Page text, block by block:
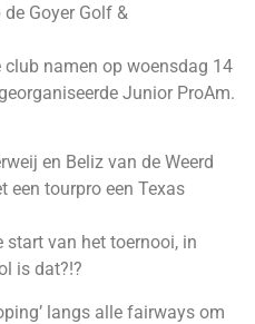
Goyer Golf &
club namen op woensdag 14
Junior ProAm.
en Beliz van de Weerd
een tourpro een Texas
start van het toernooi, in
is dat?!?
langs alle fairways om